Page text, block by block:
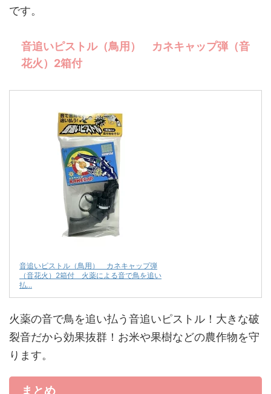
です。
音追いピストル（鳥用） カネキャップ弾（音
花火）2箱付
音追いピストル（鳥用） カネキャップ弾
（音花火）2箱付 火薬による音で鳥を追い
払...
火薬の音で鳥を追い払う音追いピストル！大きな破
裂音だから効果抜群！お米や果樹などの農作物を守
ります。
まとめ